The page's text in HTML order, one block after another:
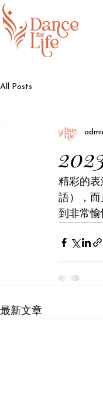
All Posts
精彩的
語），
到非常愉
最新文章